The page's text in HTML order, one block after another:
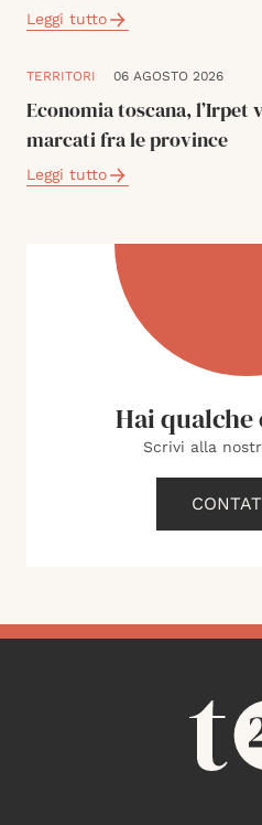
Leggi tutto
TERRITORI 06 AGOSTO 2026
Economia toscana, l’Irpet
marcati fra le province
Leggi tutto
Hai
Scrivi alla